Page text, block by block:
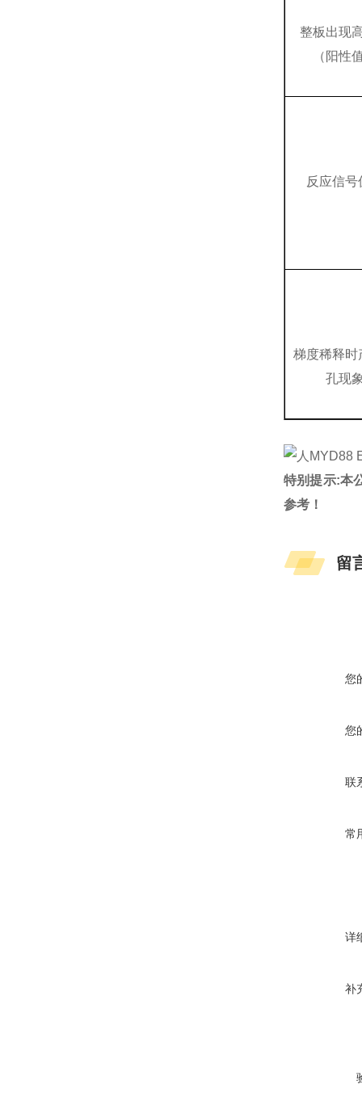
整板出现
（阳性
反应信号
梯度稀释时
孔现
特别提示:本
参考！
留
您
您
联
常
详
补